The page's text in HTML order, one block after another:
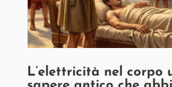
L’elettricità nel corpo